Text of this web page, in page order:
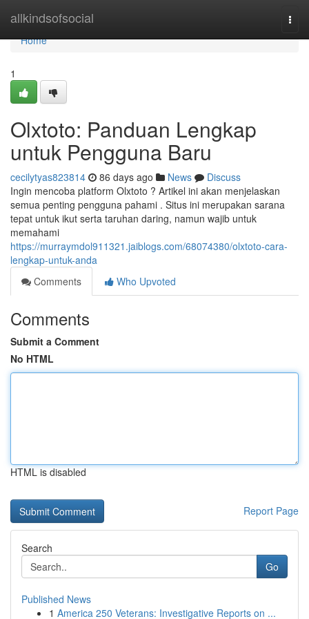
allkindsofsocial
Home
Home
1
Olxtoto: Panduan Lengkap
untuk Pengguna Baru
cecilytyas823814 86 days ago News
Discuss
Ingin mencoba platform Olxtoto ? Artikel ini akan menjelaskan
semua penting pengguna pahami . Situs ini merupakan sarana
tepat untuk ikut serta taruhan daring, namun wajib untuk
memahami
https://murraymdol911321.jaiblogs.com/68074380/olxtoto-cara-
lengkap-untuk-anda
Comments
Who Upvoted
Comments
Submit a Comment
No HTML
HTML is disabled
Report Page
Search
Go
Published News
1 America 250 Veterans: Investigative Reports on ...